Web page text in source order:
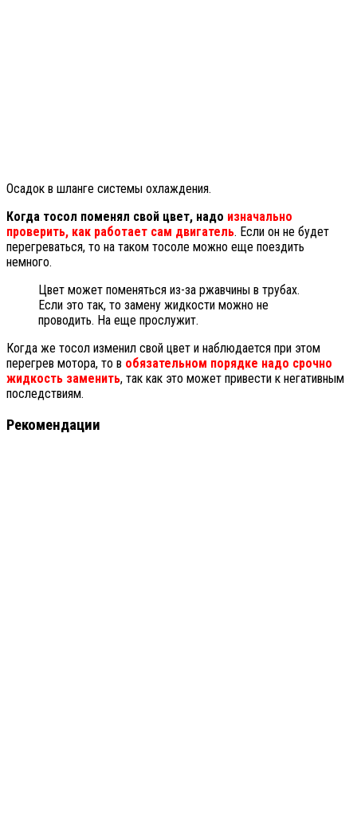
Осадок в шланге системы охлаждения.
Когда тосол поменял свой цвет, надо изначально
проверить, как работает сам двигатель. Если он не будет
перегреваться, то на таком тосоле можно еще поездить
немного.
Цвет может поменяться из-за ржавчины в трубах.
Если это так, то замену жидкости можно не
проводить. На еще прослужит.
Когда же тосол изменил свой цвет и наблюдается при этом
перегрев мотора, то в обязательном порядке надо срочно
жидкость заменить, так как это может привести к негативным
последствиям.
Рекомендации